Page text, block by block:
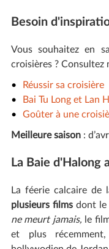
Besoin
Vous souhaitez en
croisières ? Consultez
Réussir sa croisière
Bai Tu Long et Lan
Goûter à une
Meilleure saison:
La Baie d'Halong
La féerie calcaire de
plusieurs films dont le
ne meurt jamais, le
et plus